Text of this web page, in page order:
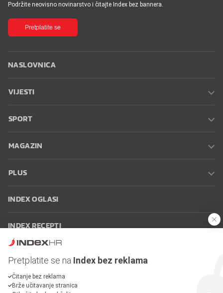
Podržite neovisno novinarstvo i čitajte Index bez bannera.
Pretplatite se
NASLOVNICA
VIJESTI
SPORT
MAGAZIN
PLUS
INDEX OGLASI
INDEX RECEPTI
Oglašavanje Zaposli se na Indexu
korištenja
Postavke kolačića
Pretplatite se na Index bez reklama
Čitanje bez reklama
Brže učitavanje stranica